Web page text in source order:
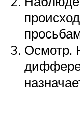
Осмотр.